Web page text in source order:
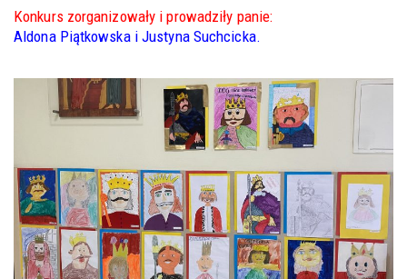
Konkurs zorganizowały i prowadziły panie:
Aldona Piątkowska i Justyna Suchcicka.